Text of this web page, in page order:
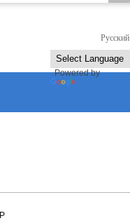
Русский
Powered by